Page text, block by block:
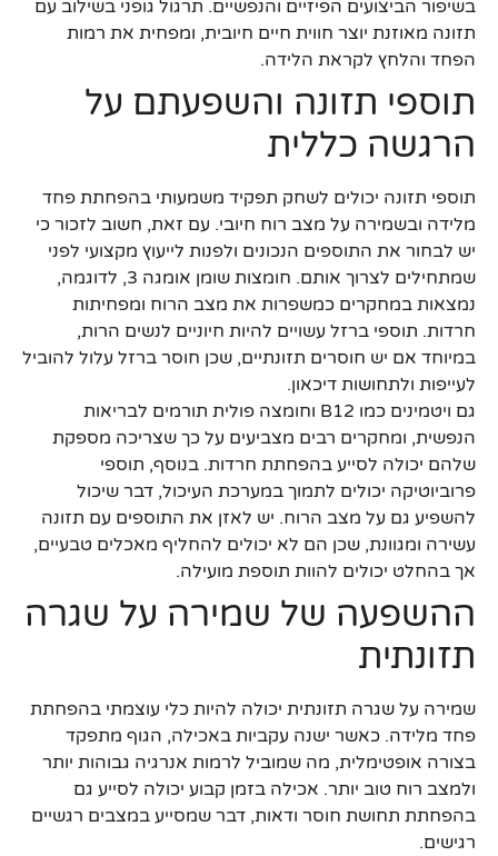
בשיפור הביצועים הפיזיים והנפשיים. תרגול גופני בשילוב עם
תזונה מאוזנת יוצר חווית חיים חיובית, ומפחית את רמות
הפחד והלחץ לקראת הלידה.
תוספי תזונה והשפעתם על
הרגשה כללית
תוספי תזונה יכולים לשחק תפקיד משמעותי בהפחתת פחד
מלידה ובשמירה על מצב רוח חיובי. עם זאת, חשוב לזכור כי
יש לבחור את התוספים הנכונים ולפנות לייעוץ מקצועי לפני
שמתחילים לצרוך אותם. חומצות שומן אומגה 3, לדוגמה,
נמצאות במחקרים כמשפרות את מצב הרוח ומפחיתות
חרדות. תוספי ברזל עשויים להיות חיוניים לנשים הרות,
במיוחד אם יש חוסרים תזונתיים, שכן חוסר ברזל עלול להוביל
לעייפות ולתחושות דיכאון.
גם ויטמינים כמו B12 וחומצה פולית תורמים לבריאות
הנפשית, ומחקרים רבים מצביעים על כך שצריכה מספקת
שלהם יכולה לסייע בהפחתת חרדות. בנוסף, תוספי
פרוביוטיקה יכולים לתמוך במערכת העיכול, דבר שיכול
להשפיע גם על מצב הרוח. יש לאזן את התוספים עם תזונה
עשירה ומגוונת, שכן הם לא יכולים להחליף מאכלים טבעיים,
אך בהחלט יכולים להוות תוספת מועילה.
ההשפעה של שמירה על שגרה
תזונתית
שמירה על שגרה תזונתית יכולה להיות כלי עוצמתי בהפחתת
פחד מלידה. כאשר ישנה עקביות באכילה, הגוף מתפקד
בצורה אופטימלית, מה שמוביל לרמות אנרגיה גבוהות יותר
ולמצב רוח טוב יותר. אכילה בזמן קבוע יכולה לסייע גם
בהפחתת תחושת חוסר ודאות, דבר שמסייע במצבים רגשיים
רגישים.